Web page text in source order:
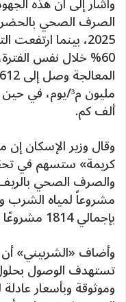
60% خلال نفس
ألف كم.
وقال وزير الإسكان إن
كريمة» ستسهم في
بإجمالي 1814 مشروعًا ضمن المبادرة حتى عام 2025.
وأضاف «الشربيني» أن
وموثوقة وبأسعار